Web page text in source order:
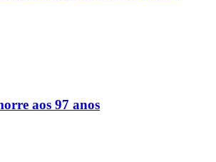
aos 97 anos